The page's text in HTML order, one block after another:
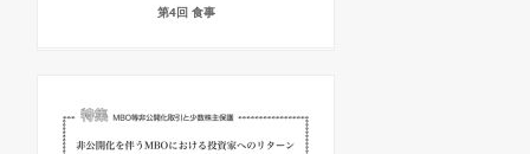
第4回 食事